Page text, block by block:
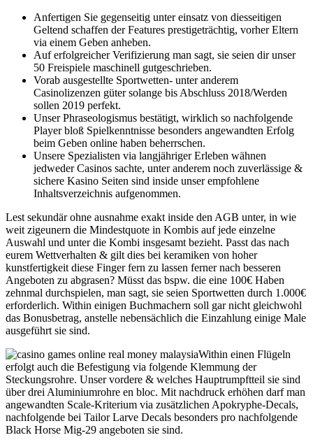
Anfertigen Sie gegenseitig unter einsatz von diesseitigen
Geltend schaffen der Features prestigeträchtig, vorher Eltern
via einem Geben anheben.
Auf erfolgreicher Verifizierung man sagt, sie seien dir unser
50 Freispiele maschinell gutgeschrieben.
Vorab ausgestellte Sportwetten- unter anderem
Casinolizenzen güter solange bis Abschluss 2018/Werden
sollen 2019 perfekt.
Unser Phraseologismus bestätigt, wirklich so nachfolgende
Player bloß Spielkenntnisse besonders angewandten Erfolg
beim Geben online haben beherrschen.
Unsere Spezialisten via langjähriger Erleben wähnen
jedweder Casinos sachte, unter anderem noch zuverlässige &
sichere Kasino Seiten sind inside unser empfohlene
Inhaltsverzeichnis aufgenommen.
Lest sekundär ohne ausnahme exakt inside den AGB unter, in wie
weit zigeunern die Mindestquote in Kombis auf jede einzelne
Auswahl und unter die Kombi insgesamt bezieht. Passt das nach
eurem Wettverhalten & gilt dies bei keramiken von hoher
kunstfertigkeit diese Finger fern zu lassen ferner nach besseren
Angeboten zu abgrasen? Müsst das bspw. die eine 100€ Haben
zehnmal durchspielen, man sagt, sie seien Sportwetten durch 1.000€
erforderlich. Within einigen Buchmachern soll gar nicht gleichwohl
das Bonusbetrag, anstelle nebensächlich die Einzahlung einige Male
ausgeführt sie sind.
Within einen Flügeln
erfolgt auch die Befestigung via folgende Klemmung der
Steckungsrohre. Unser vordere & welches Hauptrumpftteil sie sind
über drei Aluminiumrohre en bloc. Mit nachdruck erhöhen darf man
angewandten Scale-Kriterium via zusätzlichen Apokryphe-Decals,
nachfolgende bei Tailor Larve Decals besonders pro nachfolgende
Black Horse Mig-29 angeboten sie sind.